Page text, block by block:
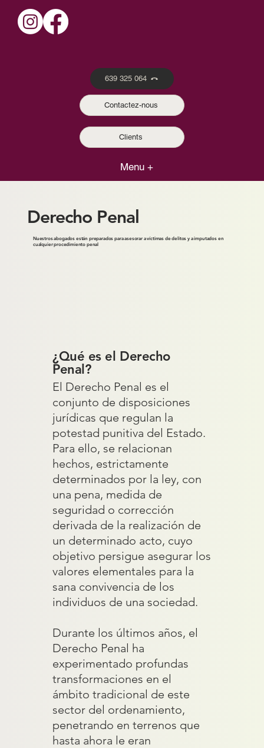
639 325 064
Contactez-nous
Clients
Menu +
Derecho Penal
Nuestros abogados están preparados para asesorar a víctimas de delitos y a imputados en
cualquier procedimiento penal
¿Qué es el Derecho
Penal?
El Derecho Penal es el
conjunto de disposiciones
jurídicas que regulan la
potestad punitiva del Estado.
Para ello, se relacionan
hechos, estrictamente
determinados por la ley, con
una pena, medida de
seguridad o corrección
derivada de la realización de
un determinado acto, cuyo
objetivo persigue asegurar los
valores elementales para la
sana convivencia de los
individuos de una sociedad.
Durante los últimos años, el
Derecho Penal ha
experimentado profundas
transformaciones en el
ámbito tradicional de este
sector del ordenamiento,
penetrando en terrenos que
hasta ahora le eran